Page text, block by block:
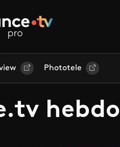
Phototele
hebdo